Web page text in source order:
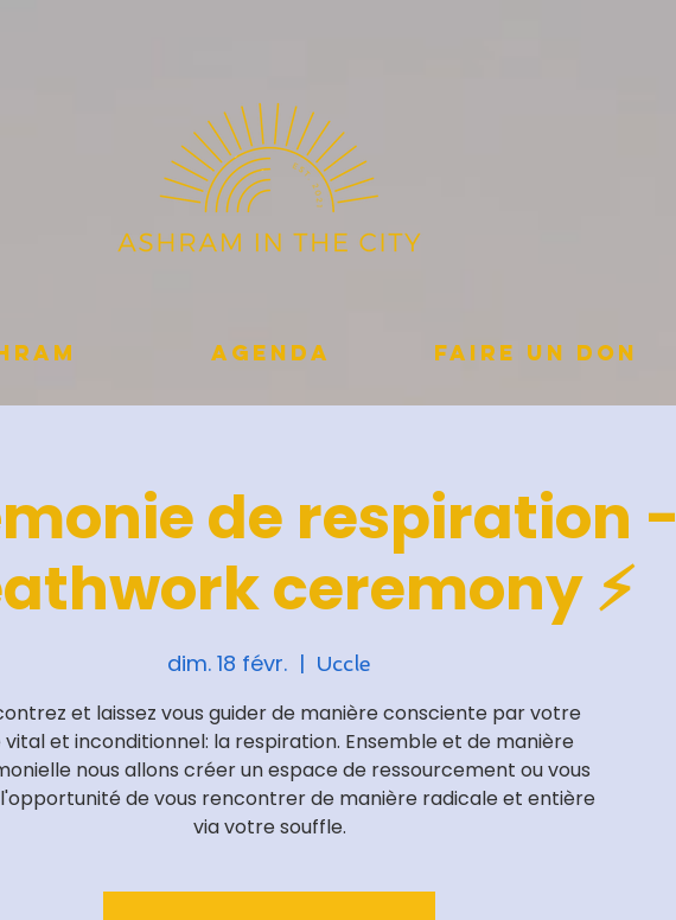
Agenda Faire un don
de respiration -
ceremony ⚡️
dim. 18 févr.
  |
Uccle
et laissez vous guider de manière consciente par votre
vital et inconditionnel: la respiration. Ensemble et de manière
nous allons créer un espace de ressourcement ou vous
de vous rencontrer de manière radicale et entière
via votre souffle.